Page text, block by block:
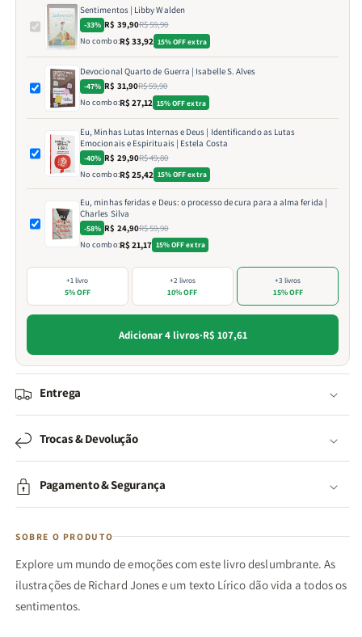
Sentimentos | Libby Walden
-33% R$ 39,90R$ 59,90
No combo:R$ 33,92 15% OFF extra
Devocional Quarto de Guerra | Isabelle S. Alves
-47% R$ 31,90R$ 59,90
No combo:R$ 27,12 15% OFF extra
Eu, Minhas Lutas Internas e Deus | Identificando as Lutas
Emocionais e Espirituais | Estela Costa
-40% R$ 29,90R$ 49,80
No combo:R$ 25,42 15% OFF extra
Eu, minhas feridas e Deus: o processo de cura para a alma ferida |
Charles Silva
-58% R$ 24,90R$ 59,90
No combo:R$ 21,17 15% OFF extra
+1 livro
5% OFF
+2 livros
10% OFF
+3 livros
15% OFF
Adicionar 4 livros·R$ 107,61
Entrega
Trocas & Devolução
Pagamento & Segurança
SOBRE O PRODUTO
Explore um mundo de emoções com este livro deslumbrante. As
ilustrações de Richard Jones e um texto Lírico dão vida a todos os
sentimentos.